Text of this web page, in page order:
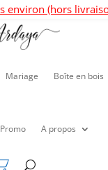
environ (hors
Mariage Boîte en bois
Promo A propos